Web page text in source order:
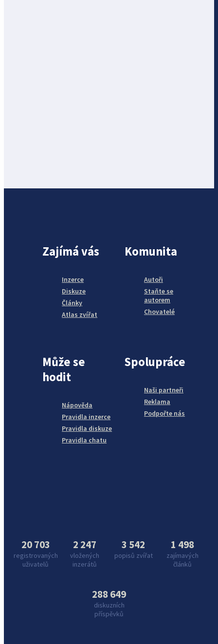
Zajímá vás
Inzerce
Diskuze
Články
Atlas zvířat
Komunita
Autoři
Staňte se
autorem
Chovatelé
Může se
hodit
Nápověda
Pravidla inzerce
Pravidla diskuze
Pravidla chatu
Spolupráce
Naši partneři
Reklama
Podpořte nás
20 703
registrovaných
uživatelů
2 247
vložených
inzerátů
3 542
popisů zvířat
1 498
zajímavých
článků
288 649
diskuzních
příspěvků